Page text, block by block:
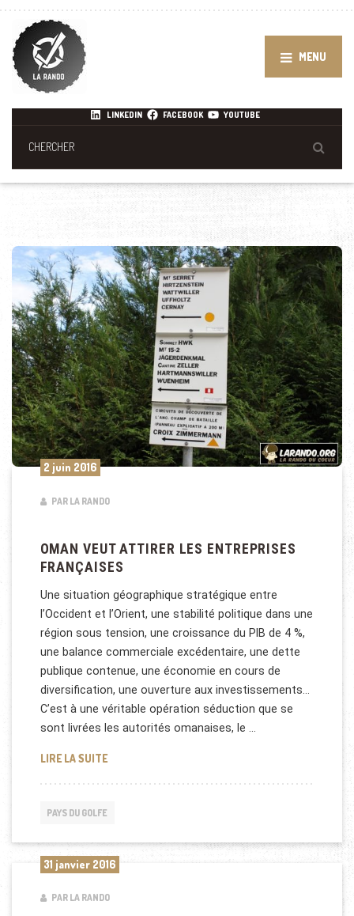
MENU
LINKEDIN FACEBOOK YOUTUBE
2 juin 2016
PAR LA RANDO
OMAN VEUT ATTIRER LES ENTREPRISES
FRANÇAISES
Une situation géographique stratégique entre
l’Occident et l’Orient, une stabilité politique dans une
région sous tension, une croissance du PIB de 4 %,
une balance commerciale excédentaire, une dette
publique contenue, une économie en cours de
diversification, une ouverture aux investissements…
C’est à une véritable opération séduction que se
sont livrées les autorités omanaises, le …
LIRE LA SUITEOMAN VEUT ATTIRER LES ENTREPRISES
PAYS DU GOLFE
31 janvier 2016
PAR LA RANDO